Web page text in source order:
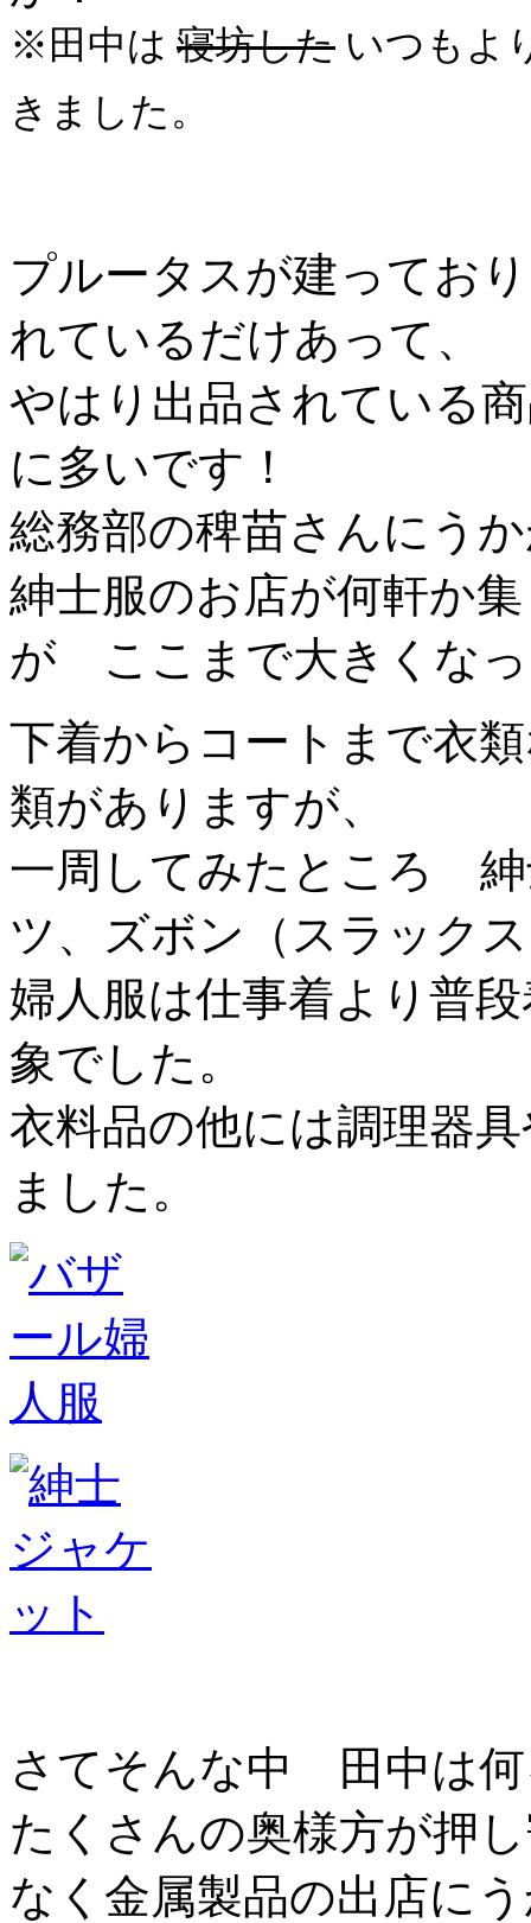
※田中は 寝坊した いつもよ
きました。
プルータスが建ってお
れているだけあって、
やはり出品されている
に多いです！
総務部の稗苗さんにう
紳士服のお店が何軒か
が ここまで大きくな
下着からコートまで衣
類がありますが、
一周してみたところ 紳
ツ、ズボン（スラック
婦人服は仕事着より普
象でした。
衣料品の他には調理器
ました。
さてそんな中 田中は
たくさんの奥様方が押
なく金属製品の出店に